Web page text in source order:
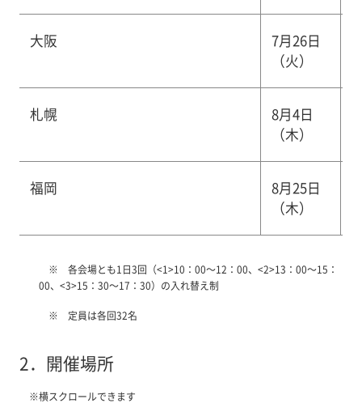
大阪
7月26日
（火）
札幌
8月4日
（木）
福岡
8月25日
（木）
各会場とも1日3回（<1>10：00～12：00、<2>13：00～15：
00、<3>15：30～17：30）の入れ替え制
定員は各回32名
2． 開催場所
※横スクロールできます